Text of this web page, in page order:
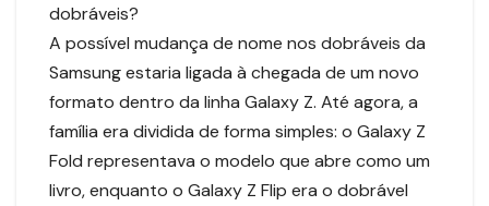
dobráveis?
A possível mudança de nome nos dobráveis da
Samsung estaria ligada à chegada de um novo
formato dentro da linha Galaxy Z. Até agora, a
família era dividida de forma simples: o Galaxy Z
Fold representava o modelo que abre como um
livro, enquanto o Galaxy Z Flip era o dobrável